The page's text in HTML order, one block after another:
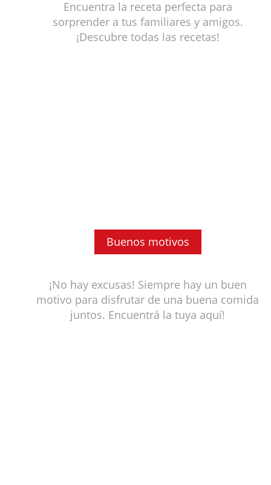
Encuentra la receta perfecta para
sorprender a tus familiares y amigos.
¡Descubre todas las recetas!
Buenos motivos
¡No hay excusas! Siempre hay un buen
motivo para disfrutar de una buena comida
juntos. Encuentrá la tuya aquí!